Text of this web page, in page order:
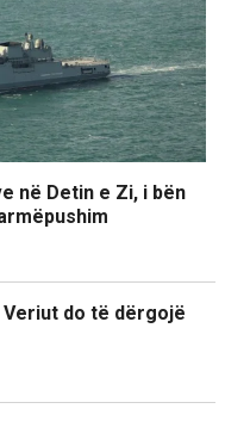
në Detin e Zi, i bën
do të dërgojë